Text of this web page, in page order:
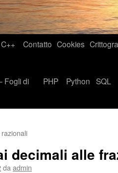
C++ Contatto Cookies
Fogli di
PHP Python SQL
decimali alle
da admin